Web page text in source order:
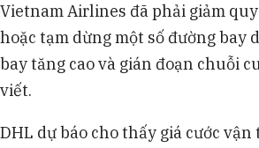
Vietnam Airlines đã phải giảm
hoặc tạm dừng một số đường bay
bay tăng cao và gián đoạn chuỗi
viết.
DHL dự báo cho thấy giá cước